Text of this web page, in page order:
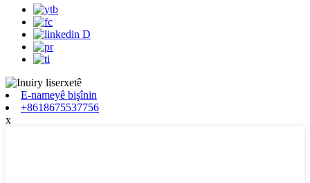
E-nameyê bişînin
+8618675537756
x